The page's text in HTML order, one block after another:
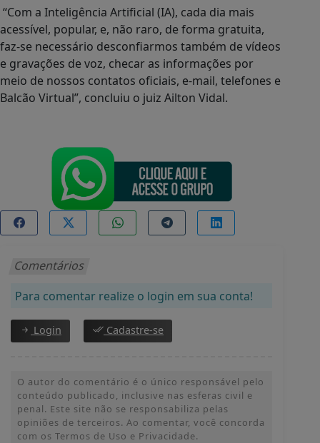
“Com a Inteligência Artificial (IA), cada dia mais
acessível, popular, e, não raro, de forma gratuita,
faz-se necessário desconfiarmos também de vídeos
e gravações de voz, checar as informações por
meio de nossos contatos oficiais, e-mail, telefones e
Balcão Virtual”, concluiu o juiz Ailton Vidal.
Comentários
Para comentar realize o login em sua conta!
Login Cadastre-se
O autor do comentário é o único responsável pelo
conteúdo publicado, inclusive nas esferas civil e
penal. Este site não se responsabiliza pelas
opiniões de terceiros. Ao comentar, você concorda
com os Termos de Uso e Privacidade.